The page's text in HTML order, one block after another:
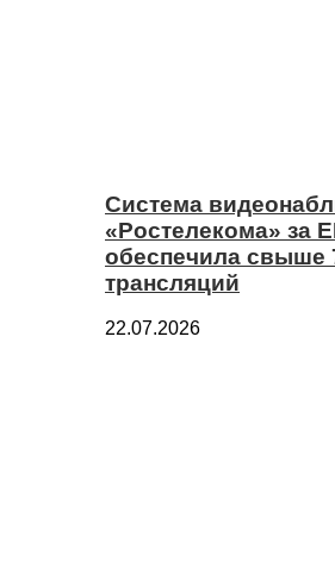
Система
«Ростелекома» за
обеспечила свыше
трансляций
22.07.2026